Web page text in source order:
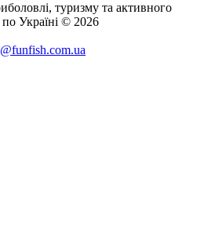
туризму та активного
Україні © 2026